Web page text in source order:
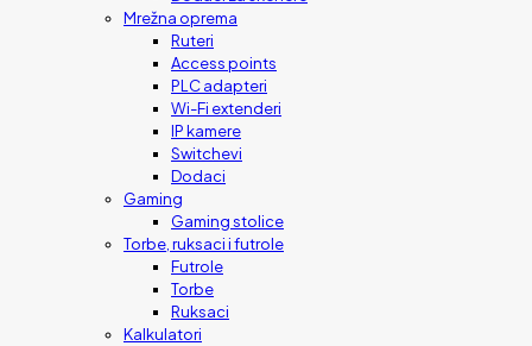
Mrežna oprema
Ruteri
Access points
PLC adapteri
Wi-Fi extenderi
IP kamere
Switchevi
Dodaci
Gaming
Gaming stolice
Torbe, ruksaci i futrole
Futrole
Torbe
Ruksaci
Kalkulatori